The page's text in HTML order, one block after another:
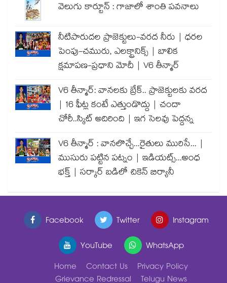
వెలుగు కార్టూన్ : గాజాలో శాంతి పవనాలు
నీటిపారుదల ప్రాజెక్టులు-వరద నీరు | ధరల
పెంపు-చమురు, ఎలక్ట్రానిక్స్ | బాలిక
క్షమాపణ-ప్రధాని మోదీ | V6 తీన్మార్
V6 తీన్మార్: వానలకు బ్రేక్.. ప్రాజెక్టులకు వరద
| 16 ఫీట్ల కంటే ఎత్తుండొద్దు | చందా
చోరీ..స్కిట్ అదిరింది | ఇగ సెలవు పెద్దన్న
V6 తీన్మార్ : వానలొచ్చే...రైతులు మురిసే... |
ముసురు పట్టిన పట్నం | ఇడియట్స్...అంధ
భక్త్ | సర్కార్ బడిలో చికెన్ బిర్యానీ
Facebook Twitter
Instagram
YouTube
WhatsApp
Home
Contact Us
Privacy Policy